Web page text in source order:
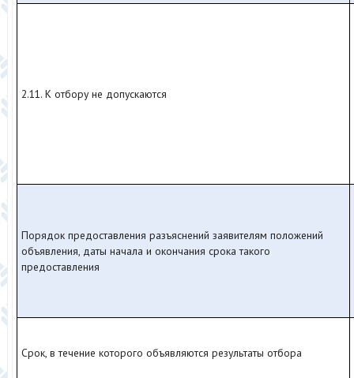
2.11. К отбору не допускаются
Порядок предоставления разъяснений заявителям положений
объявления, даты начала и окончания срока такого
предоставления
Срок, в течение которого объявляются результаты отбора